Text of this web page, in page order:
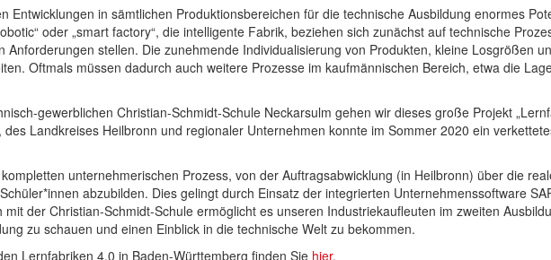
Entwicklungen in sämtlichen Produktionsbereichen für die technische Ausbildung enormes
oder „smart factory“, die intelligente Fabrik, beziehen sich zunächst auf technische
Anforderungen stellen. Die zunehmende Individualisierung von Produkten, kleine Losgrößen
Oftmals müssen dadurch auch weitere Prozesse im kaufmännischen Bereich, etwa die
gewerblichen Christian-Schmidt-Schule Neckarsulm gehen wir dieses große Projekt
Landkreises Heilbronn und regionaler Unternehmen konnte im Sommer 2020 ein
unternehmerischen Prozess, von der Auftragsabwicklung (in Heilbronn) über die
abzubilden. Dies gelingt durch Einsatz der integrierten Unternehmenssoftware
der Christian-Schmidt-Schule ermöglicht es unseren Industriekaufleuten im zweiten
zu schauen und einen Einblick in die technische Welt zu bekommen.
Lernfabriken 4.0 in Baden-Württemberg finden Sie hier.